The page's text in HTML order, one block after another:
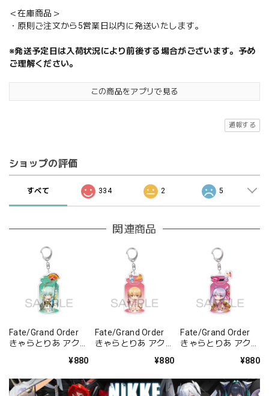
＜在庫商品＞
・原則ご注文から5営業日以内に発送いたします。
※発送予定日は入荷状況により前後する場合がございます。予め
ご理解ください。
この商品をアプリで見る
通報する
ショップの評価
すべて 334 2 5
関連商品
Fate/Grand Order
きゃらとりあ アクリ
¥880
Fate/Grand Order
きゃらとりあ アクリ
¥880
Fate/Grand Order
きゃらとりあ アクリ
バー/パッションリ
¥880